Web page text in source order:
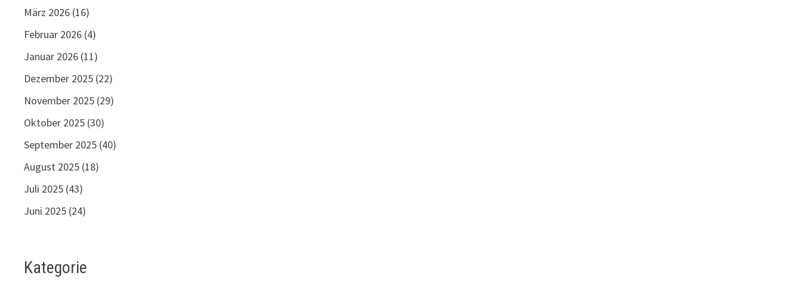
März 2026 (16)
Februar 2026 (4)
Januar 2026 (11)
Dezember 2025 (22)
November 2025 (29)
Oktober 2025 (30)
September 2025 (40)
August 2025 (18)
Juli 2025 (43)
Juni 2025 (24)
Kategorie